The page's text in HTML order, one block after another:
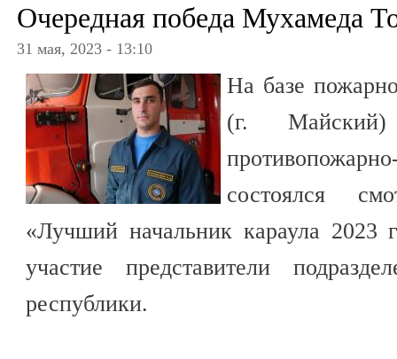
Очередная победа Мухамеда
31 мая, 2023 - 13:10
На базе
(г. Майский)
состоялся
«Лучший начальник караула 2023
участие представители
республики.